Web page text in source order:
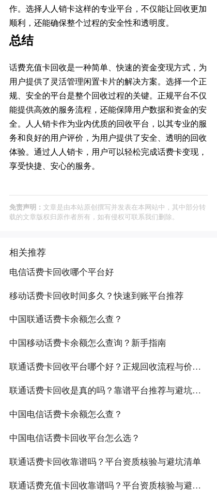
作。选择人人销卡这样的专业平台，不仅能让回收更加
顺利，还能确保整个过程的安全性和透明度。
总结
话费充值卡回收是一种简单、快速的资金变现方式，为
用户提供了灵活管理闲置卡片的解决方案。选择一个正
规、安全的平台是整个回收过程的关键。正规平台不仅
能提供高效的服务流程，还能保障用户数据和资金的安
全。人人销卡作为业内优质的回收平台，以其专业的服
务和良好的用户评价，为用户提供了安全、透明的回收
体验。通过人人销卡，用户可以轻松完成话费卡变现，
享受快捷、安心的服务。
免责声明： 文章是由本站原创撰写并发表在本网站中，其中部分转
载的文章版权归原作者所有，如有侵权可联系我们删除。
相关推荐
电信话费卡回收哪个平台好
移动话费卡回收时间多久？快速到账平台推荐
中国联通话费卡余额怎么查？
中国移动话费卡余额怎么查询？新手指南
联通话费卡回收平台哪个好？正规回收流程与价格
联通话费卡回收是真的吗？靠谱平台推荐与避坑指
中国电信话费卡余额怎么查？
中国电信话费卡回收平台怎么选？
联通话费卡回收靠谱吗？平台资质核验与避坑清单
联通话费充值卡回收靠谱吗？平台资质核验与避坑